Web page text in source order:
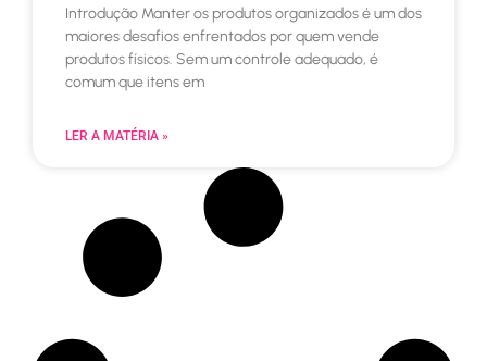
Introdução Manter os produtos organizados é um dos
maiores desafios enfrentados por quem vende
produtos físicos. Sem um controle adequado, é
comum que itens em
LER A MATÉRIA »